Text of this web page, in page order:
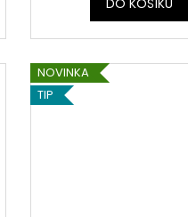
DO KOŠÍKU
NOVINKA
TIP